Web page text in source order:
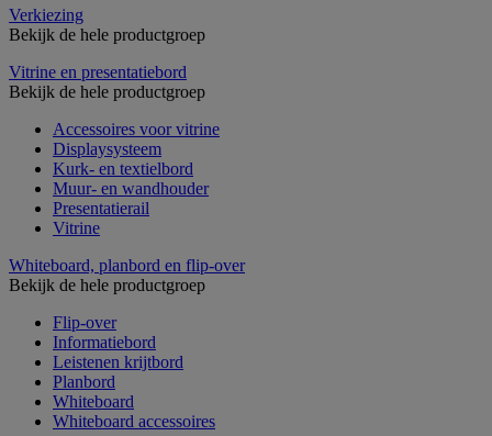
Verkiezing
Bekijk de hele productgroep
Vitrine en presentatiebord
Bekijk de hele productgroep
Accessoires voor vitrine
Displaysysteem
Kurk- en textielbord
Muur- en wandhouder
Presentatierail
Vitrine
Whiteboard, planbord en flip-over
Bekijk de hele productgroep
Flip-over
Informatiebord
Leistenen krijtbord
Planbord
Whiteboard
Whiteboard accessoires